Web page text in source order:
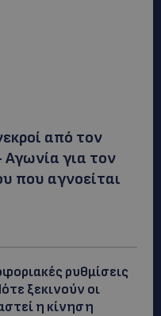
από τον
Αγωνία για τον
που αγνοείται
ρυθμίσεις
ξεκινούν οι
η κίνηση